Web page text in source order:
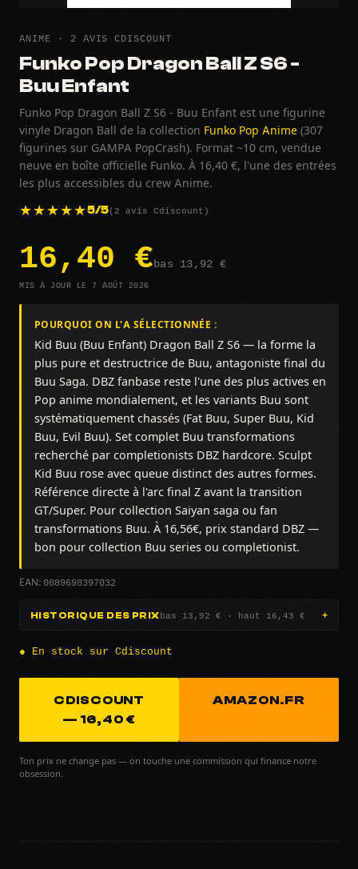
ANIME · 2 AVIS CDISCOUNT
Funko Pop Dragon Ball Z S6 -
Buu Enfant
Funko Pop Dragon Ball Z S6 - Buu Enfant est une figurine
vinyle Dragon Ball de la collection Funko Pop Anime (307
figurines sur GAMPA PopCrash). Format ~10 cm, vendue
neuve en boîte officielle Funko. À 16,40 €, l'une des entrées
les plus accessibles du crew Anime.
5/5(2 avis Cdiscount)
16,40 €bas 13,92 €
MIS À JOUR LE 7 AOÛT 2026
POURQUOI ON L'A SÉLECTIONNÉE :
Kid Buu (Buu Enfant) Dragon Ball Z S6 — la forme la
plus pure et destructrice de Buu, antagoniste final du
Buu Saga. DBZ fanbase reste l'une des plus actives en
Pop anime mondialement, et les variants Buu sont
systématiquement chassés (Fat Buu, Super Buu, Kid
Buu, Evil Buu). Set complet Buu transformations
recherché par completionists DBZ hardcore. Sculpt
Kid Buu rose avec queue distinct des autres formes.
Référence directe à l'arc final Z avant la transition
GT/Super. Pour collection Saiyan saga ou fan
transformations Buu. À 16,56€, prix standard DBZ —
bon pour collection Buu series ou completionist.
EAN: 0889698397032
HISTORIQUE DES PRIXbas 13,92 € · haut 16,43 €
● En stock sur Cdiscount
CDISCOUNT
— 16,40 €
AMAZON.FR
Ton prix ne change pas — on touche une commission qui finance notre
obsession.